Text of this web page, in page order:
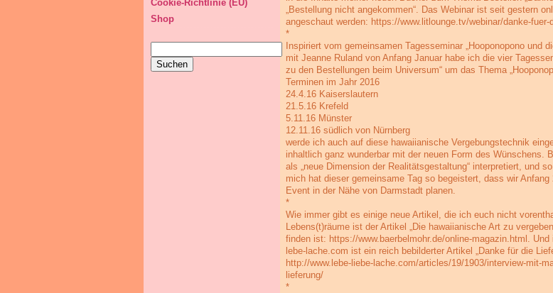
Cookie-Richtlinie (EU)
Shop
nach:
„Bestellung nicht angekommen“. Das Webinar ist seit gestern
angeschaut werden: https://www.litlounge.tv/webinar/danke-fuer-
*
Inspiriert vom gemeinsamen Tagesseminar „Hooponopono und
mit Jeanne Ruland von Anfang Januar habe ich die vier
zu den Bestellungen beim Universum“ um das Thema
Terminen im Jahr 2016
24.4.16 Kaiserslautern
21.5.16 Krefeld
5.11.16 Münster
12.11.16 südlich von Nürnberg
werde ich auch auf diese hawaiianische Vergebungstechnik
inhaltlich ganz wunderbar mit der neuen Form des Wünschens.
als „neue Dimension der Realitätsgestaltung“ interpretiert, und
mich hat dieser gemeinsame Tag so begeistert, dass wir Anfang
Event in der Nähe von Darmstadt planen.
*
Wie immer gibt es einige neue Artikel, die ich euch nicht
Lebens(t)räume ist der Artikel „Die hawaiianische Art zu
finden ist: https://www.baerbelmohr.de/online-magazin.html.
lebe-lache.com ist ein reich bebilderter Artikel „Danke für die
http://www.lebe-liebe-lache.com/articles/19/1903/interview-mit-
lieferung/
*